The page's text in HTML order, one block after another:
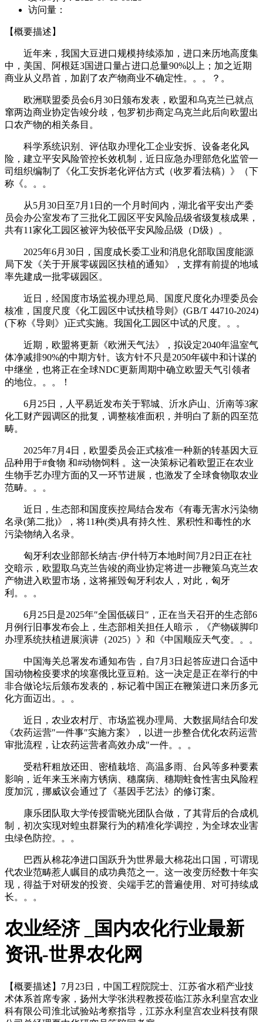
访问量：
【概要描述】
近年来，我国大豆进口规模持续添加，进口来历地高度集
中，美国、阿根廷3国进口量占进口总量90%以上；加之近期
商业从义昂首，加剧了农产物商业不确定性。。。？。
欧洲联盟委员会6月30日颁布发表，欧盟和乌克兰已就点
窜两边商业协定告竣分歧，包罗初步商定乌克兰此后向欧盟出
口农产物的相关条目。
科学系统识别、评估取办理化工企业安拆、设备老化风
险，建立平安风险管控长效机制，近日应急办理部危化监管一
司组织编制了《化工安拆老化评估方式（收罗看法稿）》（下
称《。。。
从5月30日至7月1日的一个月时间内，湖北省平安出产委
员会办公室发布了三批化工园区平安风险品级省级复核成果，
共有11家化工园区被评为较低平安风险品级（D级）。
2025年6月30日，国度成长委工业和消息化部取国度能源
局下发《关于开展零碳园区扶植的通知》，支撑有前提的地域
率先建成一批零碳园区。
近日，经国度市场监视办理总局、国度尺度化办理委员会
核准，国度尺度《化工园区中试扶植导则》(GB/T 44710-2024)
(下称《导则》)正式实施。我国化工园区中试的尺度。。。
近期，欧盟将更新《欧洲天气法》，拟设定2040年温室气
体净减排90%的中期方针。该方针不只是2050年碳中和计谋的
中继坐，也将正在全球NDC更新周期中确立欧盟天气引领者
的地位。。。！
6月25日，人平易近发布关于郓城、沂水庐山、沂南等3家
化工财产园调区的批复，调整核准面积，并明白了新的四至范
畴。
2025年7月4日，欧盟委员会正式核准一种新的转基因大豆
品种用于#食物 和#动物饲料 。这一决策标记着欧盟正在农业
生物手艺办理方面的又一环节进展，也激发了全球食物取农业
范畴。。。
近日，生态部和国度疾控局结合发布《有毒无害水污染物
名录(第二批)》，将11种(类)具有持久性、累积性和毒性的水
污染物纳入名录。
匈牙利农业部部长纳吉·伊什特万本地时间7月2日正在社
交暗示，欧盟取乌克兰告竣的商业协定将进一步鞭策乌克兰农
产物进入欧盟市场，这将摧毁匈牙利农人，对此，匈牙
利。。。
6月25日是2025年″全国低碳日″，正在当天召开的生态部6
月例行旧事发布会上，生态部相关担任人暗示，《产物碳脚印
办理系统扶植进展演讲（2025）》和《中国顺应天气变。。。
中国海关总署发布通知布告，自7月3日起答应进口合适中
国动物检疫要求的埃塞俄比亚豆粕。这一决定是正在举行的中
非合做论坛后颁布发表的，标记着中国正在鞭策进口来历多元
化方面迈出。。。
近日，农业农村厅、市场监视办理局、大数据局结合印发
《农药运营″一件事″实施方案》，以进一步整合优化农药运营
审批流程，让农药运营者高效办成″一件。。。
受秸秆粗放还田、密植栽培、高温多雨、台风等多种要素
影响，近年来玉米南方锈病、穗腐病、穗期蛀食性害虫风险程
度加沉，挪威议会通过了《基因手艺法》的修订案。
康乐团队取大学传授雷晓光团队合做，了其背后的合成机
制，初次实现对蝗虫群聚行为的精准化学调控，为全球农业害
虫绿色防控。。。
巴西从棉花净进口国跃升为世界最大棉花出口国，可谓现
代农业范畴惹人瞩目的成功典范之一。这一改变历经数十年实
现，得益于对研发的投资、尖端手艺的普遍使用、对可持续成
长。。。
农业经济 _国内农化行业最新
资讯-世界农化网
【概要描述】 7月23日，中国工程院院士、江苏省水稻产业技
术体系首席专家，扬州大学张洪程教授莅临江苏永利皇宫农业
科有限公司淮北试验站考察指导，江苏永利皇宫农业科技有限